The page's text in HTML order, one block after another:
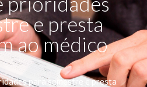
e presta
ao médico
para semestre e presta